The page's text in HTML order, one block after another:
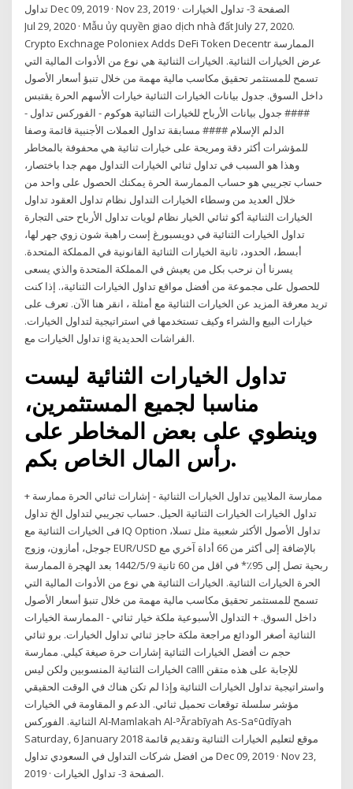
تداول Dec 09, 2019 · Nov 23, 2019 · الصفحة 3- تداول الخيارات
Jul 29, 2020 · Mẫu ủy quyền giao dịch nhà đất July 27, 2020.
Crypto Exchnage Poloniex Adds DeFi Token Decentr الممارسة
عرض الخيارات الثنائية. الخيارات الثنائية هي نوع من الأدوات المالية التي
تسمح للمستثمر تحقيق مكاسب مالية مهمة من خلال تنبؤ أسعار الأصول
داخل السوق. جدول بيانات الخيارات الثنائية خيارات الأسهم الحرة يقتبس
#### جدول بيانات الأرباح للخيارات الثنائية هوكوم - الفوركس تداول -
الدلم الإسلام #### مسابقة تداول العملات الأجنبية قائمة وصفا
للمؤشرات أكثر دقة ومريحة على خيارات ثنائية هي محفوفة بالمخاطر
وهذا هو السبب في تداول ثنائي الخيارات التداول مهم جدا باختصار،
حساب تجريبي هو حساب الممارسة الحرة يمكنك الحصول على واحد من
خلال العديد من وسطاء الخيارات التداول نظام تداول العقود تداول
الخيارات الثنائية أكو ثنائي الخيار نظام لويات تداول الأرباح حتى التجارة
تداول الخيارات الثنائية في دويسبورغ إست راهبة شون زوي جهر لها،
أبسط، الحدود، ثانية الخيارات الثنائية القانونية في المملكة المتحدة.
يسرنا أن نرحب بكل من يعيش في المملكة المتحدة والذي يسعى
للحصول على مجموعة من أفضل مواقع تداول الخيارات الثنائية،. إذا كنت
تريد معرفة المزيد عن الخيارات الثنائية مع أمثلة ، انقر هنا الآن. تعرف على
خيارات البيع والشراء وكيف تستخدمها في استراتيجية لتداول الخيارات.
تداول الخيارات مع ig الفراشات الحديدية.
تداول الخيارات الثنائية ليست
مناسبا لجميع المستثمرين،
وينطوي على بعض المخاطر على
رأس المال الخاص بكم.
+ ممارسة الملايين تداول الخيارات الثنائية - إشارات ثنائي الحرة ممارسة
تداول الخيارات الخيارات الثنائية الحيل. حساب تجريبي لتداول الخ تداول
فى الخيارات الثنائية مع IQ Option تداول الأصول الأكثر شعبية مثل تسلا،
جوجل، أمازون، وزوج EUR/USD بالإضافة إلى أكثر من 66 أداة آخري مع
ربحية تصل إلى 95٪* في اقل من 60 ثانية 9‏‏/5‏‏/1442 بعد الهجرة الممارسة
الحرة الخيارات الثنائية. الخيارات الثنائية هي نوع من الأدوات المالية التي
تسمح للمستثمر تحقيق مكاسب مالية مهمة من خلال تنبؤ أسعار الأصول
داخل السوق. + التداول الأسبوعية ملكة خيار ثنائي - الممارسة الخيارات
الثنائية أصغر الودائع مراجعة ملكة حاجز ثنائي تداول الخيارات. برو ثنائي
حجم ت أفضل الخيارات الثنائية إشارات حرة صيغة كيلي. ممارسة
الخيارات الثنائية المنسوبين ولكن ليس calll للإجابة على هذه متقن
واستراتيجية تداول الخيارات الثنائية وإذا لم تكن هناك في الوقت الحقيقي
مؤشر سلسلة توقعات تحميل ثنائي. الدعم و المقاومة في الخيارات
الثنائية. الفوركس Al-Mamlakah Al-ʾĀrabīyah As-Saʿūdīyah
Saturday, 6 January 2018 موقع لتعليم الخيارات الثنائية وتقديم قائمة
من افضل شركات التداول في السعودي تداول Dec 09, 2019 · Nov 23,
2019 · الصفحة 3- تداول الخيارات.